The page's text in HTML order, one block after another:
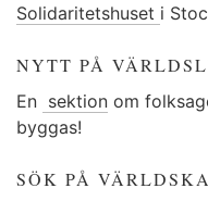
Solidaritetshuset i
NYTT PÅ
En sektion om
byggas!
SÖK PÅ